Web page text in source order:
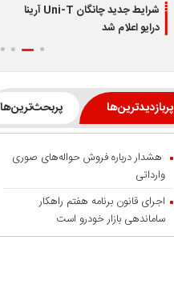
اطلاعیه جدید فروش اقساطی لوکانو
L7 و L8 ویژه تیر 1405
پربازدیدترین‌ها پربحث‌ترین‌ها
هشدار درباره فروش حواله‌های صوری
وارداتی
اجرای قانون برنامه هفتم راهکار
ساماندهی بازار خودرو است